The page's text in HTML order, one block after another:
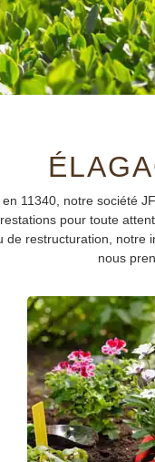
11340, notre société
pour toute
de restructuration,
nous